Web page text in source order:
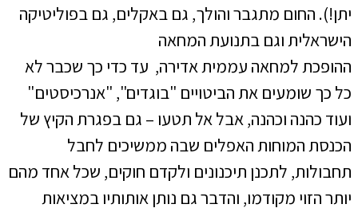
יתן!). החום מתגבר והולך, גם באקלים, גם בפוליטיקה
הישראלית וגם בתנועת המחאה
ההופכת למחאה עממית אדירה, עד כדי כך שכבר לא
כל כך שומעים את הביטויים "בוגדים", "אנרכיסטים"
ועוד כהנה וכהנה, אבל אל תטעו – גם בפגרת הקיץ של
הכנסת המוחות האפלים שבה ממשיכים לחבל
תחבולות, לתכנן תיכנונים ולקדם חוקים, שכל אחד מהם
יותר הזוי מקודמו, והדבר גם נותן אותותיו במציאות